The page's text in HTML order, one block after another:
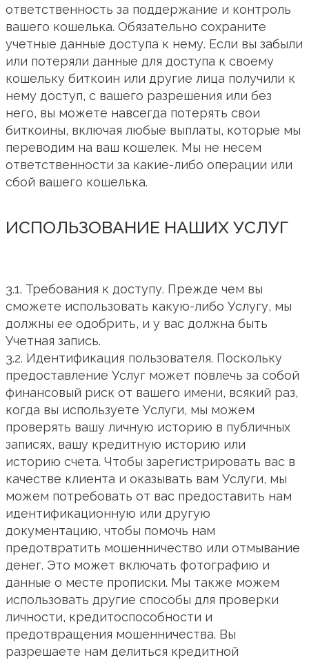
ответственность за поддержание и контроль
вашего кошелька. Обязательно сохраните
учетные данные доступа к нему. Если вы забыли
или потеряли данные для доступа к своему
кошельку биткоин или другие лица получили к
нему доступ, с вашего разрешения или без
него, вы можете навсегда потерять свои
биткоины, включая любые выплаты, которые мы
переводим на ваш кошелек. Мы не несем
ответственности за какие-либо операции или
сбой вашего кошелька.
ИСПОЛЬЗОВАНИЕ НАШИХ УСЛУГ
3.1. Требования к доступу. Прежде чем вы
сможете использовать какую-либо Услугу, мы
должны ее одобрить, и у вас должна быть
Учетная запись.
3.2. Идентификация пользователя. Поскольку
предоставление Услуг может повлечь за собой
финансовый риск от вашего имени, всякий раз,
когда вы используете Услуги, мы можем
проверять вашу личную историю в публичных
записях, вашу кредитную историю или
историю счета. Чтобы зарегистрировать вас в
качестве клиента и оказывать вам Услуги, мы
можем потребовать от вас предоставить нам
идентификационную или другую
документацию, чтобы помочь нам
предотвратить мошенничество или отмывание
денег. Это может включать фотографию и
данные о месте прописки. Мы также можем
использовать другие способы для проверки
личности, кредитоспособности и
предотвращения мошенничества. Вы
разрешаете нам делиться кредитной